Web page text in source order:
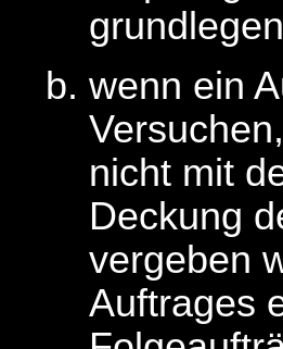
wenn ein
nicht mit
Deckung
vergeben
Auftrages